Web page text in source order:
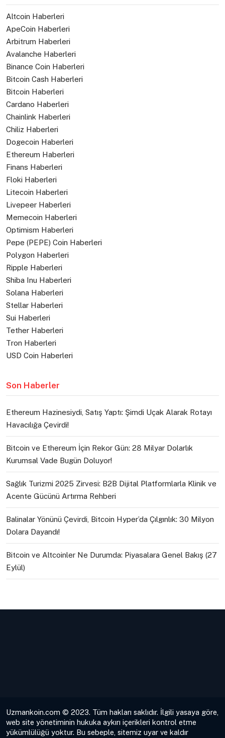
Altcoin Haberleri
ApeCoin Haberleri
Arbitrum Haberleri
Avalanche Haberleri
Binance Coin Haberleri
Bitcoin Cash Haberleri
Bitcoin Haberleri
Cardano Haberleri
Chainlink Haberleri
Chiliz Haberleri
Dogecoin Haberleri
Ethereum Haberleri
Finans Haberleri
Floki Haberleri
Litecoin Haberleri
Livepeer Haberleri
Memecoin Haberleri
Optimism Haberleri
Pepe (PEPE) Coin Haberleri
Polygon Haberleri
Ripple Haberleri
Shiba Inu Haberleri
Solana Haberleri
Stellar Haberleri
Sui Haberleri
Tether Haberleri
Tron Haberleri
USD Coin Haberleri
Son Haberler
Ethereum Hazinesiydi, Satış Yaptı: Şimdi Uçak Alarak Rotayı
Havacılığa Çevirdi!
Bitcoin ve Ethereum İçin Rekor Gün: 28 Milyar Dolarlık
Kurumsal Vade Bugün Doluyor!
Sağlık Turizmi 2025 Zirvesi: B2B Dijital Platformlarla Klinik ve
Acente Gücünü Artırma Rehberi
Balinalar Yönünü Çevirdi, Bitcoin Hyper’da Çılgınlık: 30 Milyon
Dolara Dayandı!
Bitcoin ve Altcoinler Ne Durumda: Piyasalara Genel Bakış (27
Eylül)
Uzmankoin.com © 2023. Tüm hakları saklıdır. İlgili yasaya göre,
web site yönetiminin hukuka aykırı içerikleri kontrol etme
yükümlülüğü yoktur. Bu sebeple, sitemiz uyar ve kaldır